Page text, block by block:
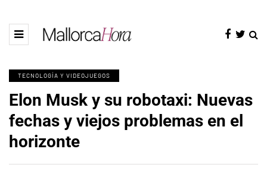
TECNOLOGÍA Y VIDEOJUEGOS
Elon Musk y su robotaxi: Nuevas
fechas y viejos problemas en el
horizonte